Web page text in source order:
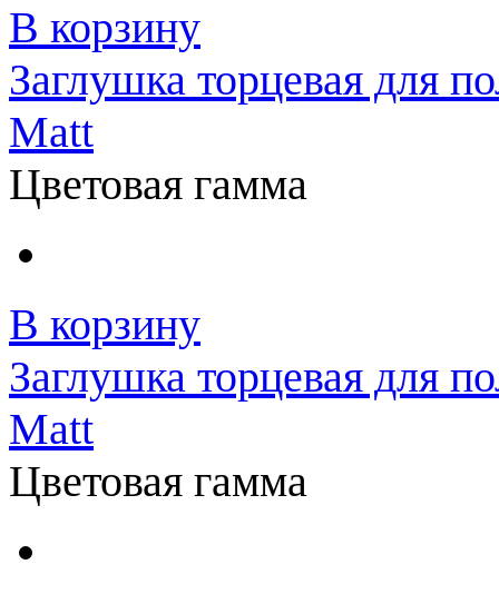
В корзину
Заглушка торцевая для
Matt
Цветовая гамма
В корзину
Заглушка торцевая для
Matt
Цветовая гамма